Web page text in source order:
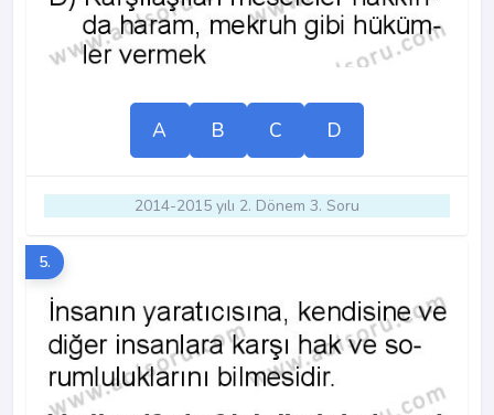
A B C D
2014-2015 yılı 2. Dönem 3. Soru
5.